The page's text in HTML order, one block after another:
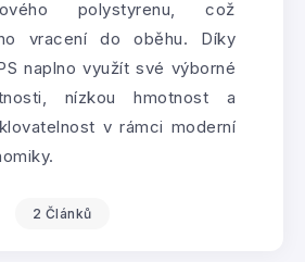
polystyrenu, což
vracení do oběhu. Díky
naplno využít své výborné
nízkou hmotnost a
v rámci moderní
2 Článků